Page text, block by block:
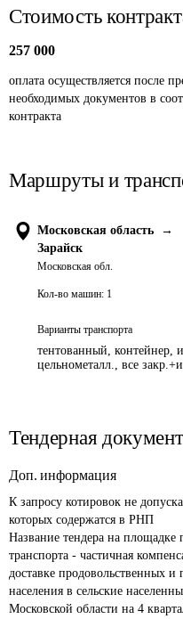
Стоимость
257 000
оплата осуществляется после
необходимых документов в
контракта
Маршруты и
Московская область
→
Зарайск
Московская обл.
Кол-во машин: 1
Варианты транспорта
тентованный, контейнер,
цельнометалл., все
Тендерная
Доп. информация
К запросу котировок не
которых содержатся в РНП
Название тендера на площадке
транспорта - частичная
доставке продовольственных
населения в сельские
Московской области на 4